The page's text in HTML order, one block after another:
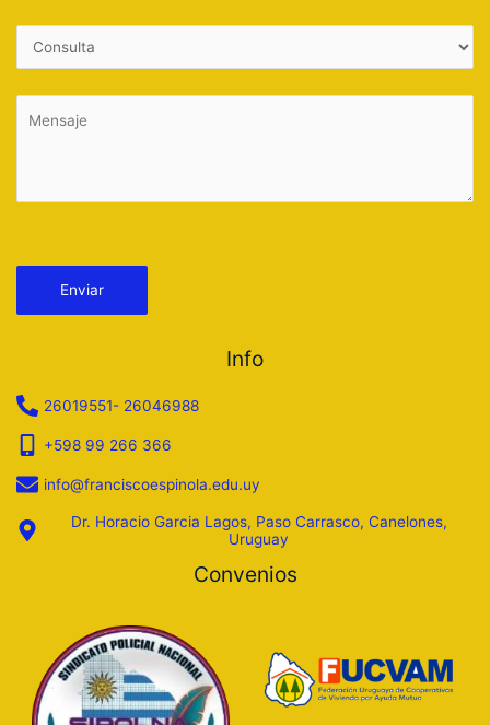
Info
26019551- 26046988
+598 99 266 366
info@franciscoespinola.edu.uy
Dr. Horacio Garcia Lagos, Paso Carrasco, Canelones,
Uruguay
Convenios